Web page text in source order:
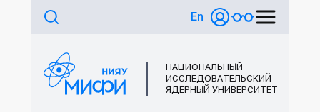
En
НАЦИОНАЛЬНЫЙ
ИССЛЕДОВАТЕЛЬСКИЙ
ЯДЕРНЫЙ УНИВЕРСИТЕТ